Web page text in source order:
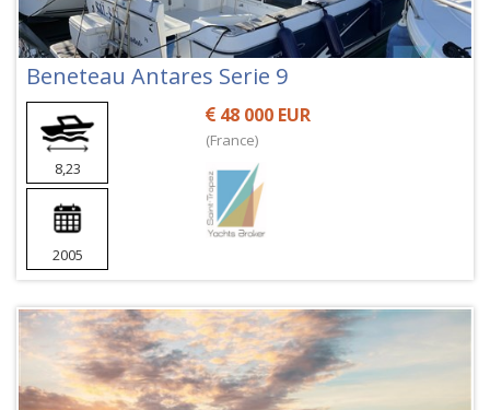
Beneteau Antares Serie 9
8,23
2005
48 000 EUR
(France)